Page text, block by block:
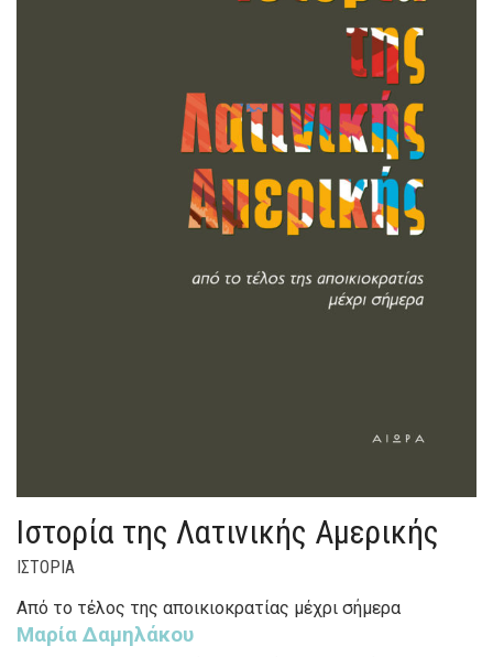
Ιστορία της Λατινικής Αμερικής
ΙΣΤΟΡΙΑ
Από το τέλος της αποικιοκρατίας μέχρι σήμερα
Μαρία Δαμηλάκου